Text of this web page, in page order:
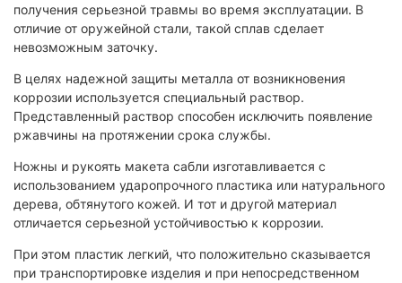
получения серьезной травмы во время эксплуатации. В
отличие от оружейной стали, такой сплав сделает
невозможным заточку.
В целях надежной защиты металла от возникновения
коррозии используется специальный раствор.
Представленный раствор способен исключить появление
ржавчины на протяжении срока службы.
Ножны и рукоять макета сабли изготавливается с
использованием ударопрочного пластика или натурального
дерева, обтянутого кожей. И тот и другой материал
отличается серьезной устойчивостью к коррозии.
При этом пластик легкий, что положительно сказывается
при транспортировке изделия и при непосредственном